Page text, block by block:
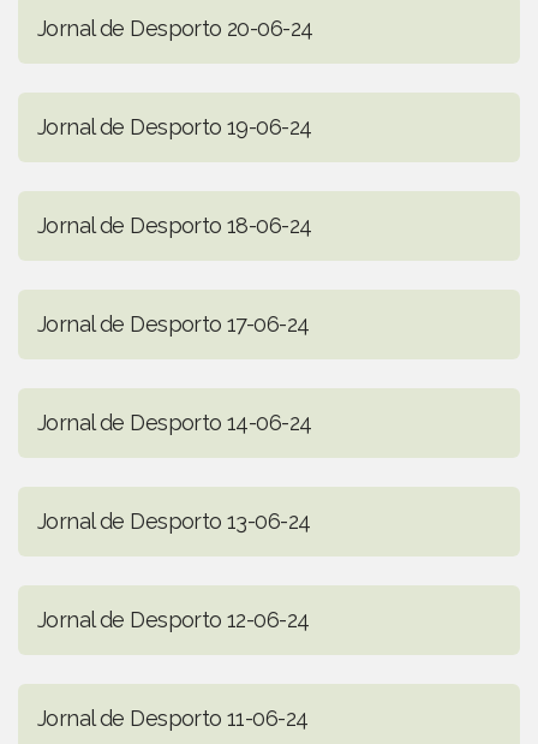
Jornal de Desporto 20-06-24
Jornal de Desporto 19-06-24
Jornal de Desporto 18-06-24
Jornal de Desporto 17-06-24
Jornal de Desporto 14-06-24
Jornal de Desporto 13-06-24
Jornal de Desporto 12-06-24
Jornal de Desporto 11-06-24